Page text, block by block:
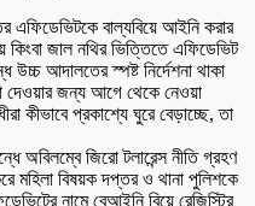
বাল্যবিয়ে আইনি করার
কিংবা জাল নথির ভিত্তিতে এফিডেভিট
উচ্চ আদালতের স্পষ্ট নির্দেশনা থাকা
দেওয়ার জন্য আগে থেকে নেওয়া
কীভাবে প্রকাশ্যে ঘুরে বেড়াচ্ছে, তা
অবিলম্বে জিরো টলারেন্স নীতি গ্রহণ
মহিলা বিষয়ক দপ্তর ও থানা পুলিশকে
নামে বেআইনি বিয়ে রেজিস্ট্রি